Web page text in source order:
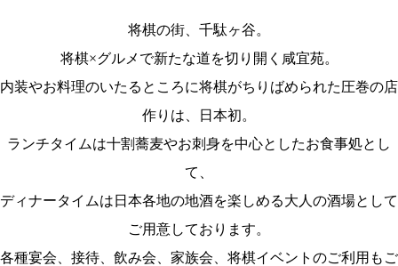
将棋の街、千駄ヶ谷。
将棋×グルメで新たな道を切り開く咸宜苑。
内装やお料理のいたるところに将棋がちりばめられた圧巻の店
作りは、日本初。
ランチタイムは十割蕎麦やお刺身を中心としたお食事処とし
て、
ディナータイムは日本各地の地酒を楽しめる大人の酒場として
ご用意しております。
各種宴会、接待、飲み会、家族会、将棋イベントのご利用もご